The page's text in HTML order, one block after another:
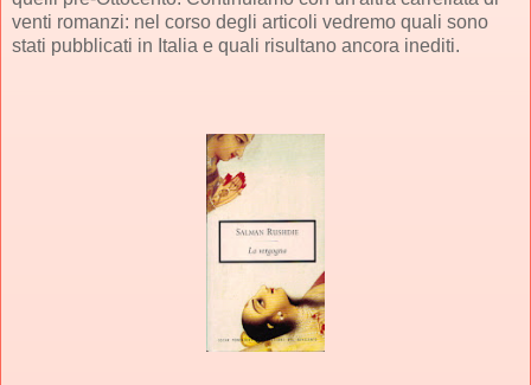
venti romanzi: nel corso degli articoli vedremo quali sono
stati pubblicati in Italia e quali risultano ancora inediti.